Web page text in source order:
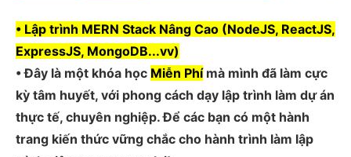
• Lập trình MERN Stack Nâng Cao (NodeJS, ReactJS,
ExpressJS, MongoDB...vv)
• Đây là một khóa học Miễn Phímà mình đã làm cực
kỳ tâm huyết, với phong cách dạy lập trình làm dự án
thực tế, chuyên nghiệp. Để các bạn có một hành
trang kiến thức vững chắc cho hành trình làm lập